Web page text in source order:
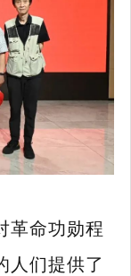
革命功勋程
人们提供了